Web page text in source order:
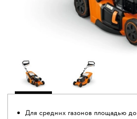
Для средних газонов площадью до